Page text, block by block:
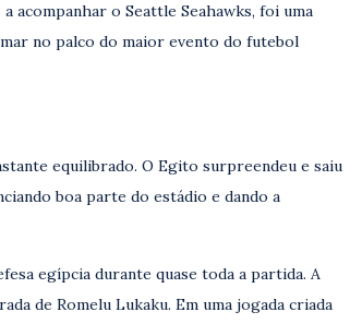
acompanhar o Seattle Seahawks, foi uma
no palco do maior evento do futebol
equilibrado. O Egito surpreendeu e saiu
boa parte do estádio e dando a
egípcia durante quase toda a partida. A
de Romelu Lukaku. Em uma jogada criada